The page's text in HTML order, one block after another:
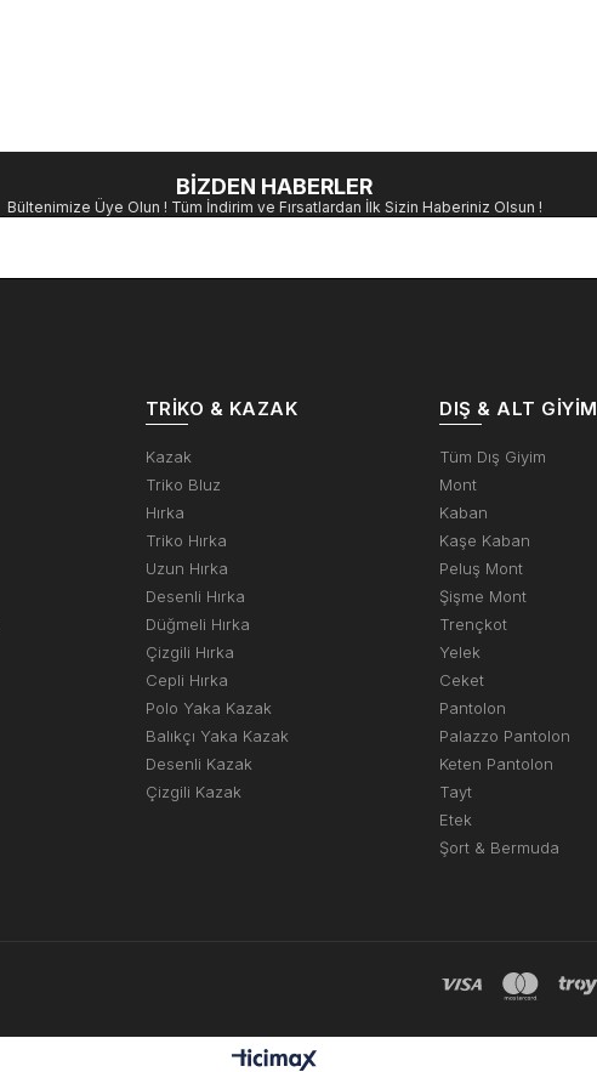
BİZDEN HABERLER
Bültenimize Üye Olun ! Tüm İndirim ve Fırsatlardan İlk Sizin Haberiniz Olsun !
TRIKO & KAZAK
Kazak
Triko Bluz
Hırka
Triko Hırka
Uzun Hırka
Desenli Hırka
Düğmeli Hırka
Çizgili Hırka
Cepli Hırka
Polo Yaka Kazak
Balıkçı Yaka Kazak
Desenli Kazak
Çizgili Kazak
DIŞ & ALT GIYIM
Tüm Dış Giyim
Mont
Kaban
Kaşe Kaban
Peluş Mont
Şişme Mont
Trençkot
Yelek
Ceket
Pantolon
Palazzo Pantolon
Keten Pantolon
Tayt
Etek
Şort & Bermuda